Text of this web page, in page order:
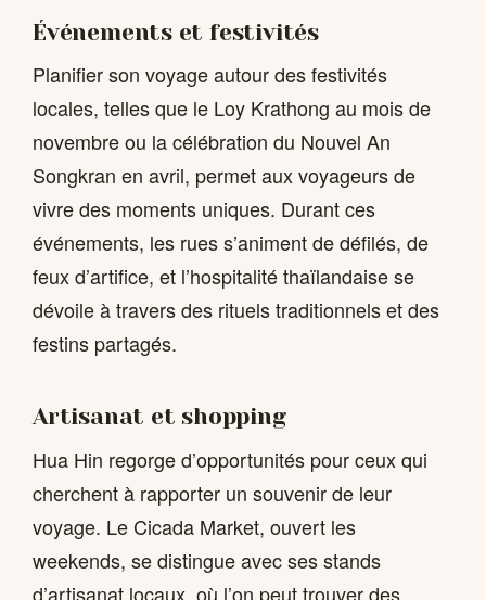
Événements et festivités
Planifier son voyage autour des festivités
locales, telles que le Loy Krathong au mois de
novembre ou la célébration du Nouvel An
Songkran en avril, permet aux voyageurs de
vivre des moments uniques. Durant ces
événements, les rues s’animent de défilés, de
feux d’artifice, et l’hospitalité thaïlandaise se
dévoile à travers des rituels traditionnels et des
festins partagés.
Artisanat et shopping
Hua Hin regorge d’opportunités pour ceux qui
cherchent à rapporter un souvenir de leur
voyage. Le Cicada Market, ouvert les
weekends, se distingue avec ses stands
d’artisanat locaux, où l’on peut trouver des